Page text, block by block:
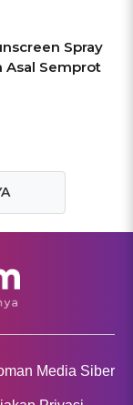
Spray
Asal Semprot
Media Siber